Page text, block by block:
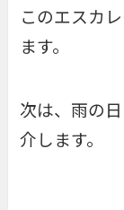
このエスカ
ます。
次は、雨の
介します。